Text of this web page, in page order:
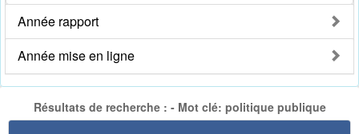
Année rapport
Année mise en ligne
Résultats de recherche : - Mot clé: politique publique